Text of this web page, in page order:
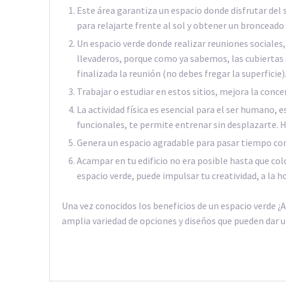
Este área garantiza un espacio donde disfrutar
para relajarte frente al sol y obtener un bronceado
Un espacio verde donde realizar reuniones
llevaderos, porque como ya sabemos, las
finalizada la reunión (no debes fregar la superficie).
Trabajar o estudiar en estos sitios, mejora la
La actividad física es esencial para el ser humano,
funcionales, te permite entrenar sin desplazarte.
Genera un espacio agradable para pasar tiempo
Acampar en tu edificio no era posible hasta que
espacio verde, puede impulsar tu creatividad, a la
Una vez conocidos los beneficios de un espacio verde
amplia variedad de opciones y diseños que pueden dar